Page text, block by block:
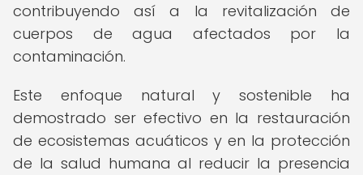
contribuyendo así a la revitalización de
cuerpos de agua afectados por la
contaminación.
Este enfoque natural y sostenible ha
demostrado ser efectivo en la restauración
de ecosistemas acuáticos y en la protección
de la salud humana al reducir la presencia